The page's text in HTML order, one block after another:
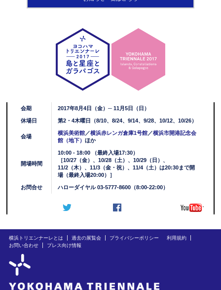
会期 2017年8月4日（金）─ 11月5日（日）
休場日 第2・4木曜日（8/10、8/24、9/14、9/28、10/12、10/26）
会場
横浜美術館／横浜赤レンガ倉庫1号館／横浜市開港記念会
館（地下）ほか
開場時間
10:00 - 18:00 （最終入場17:30）
［10/27（金）、10/28（土）、10/29（日）、
11/2（木）、11/3（金・祝）、11/4（土）は20:30まで開
場（最終入場20:00）］
お問合せ ハローダイヤル 03-5777-8600（8:00-22:00）
横浜トリエンナーレとは 過去の展覧会 プライバシーポリシー
利用規約
お問い合わせ
プレス向け情報